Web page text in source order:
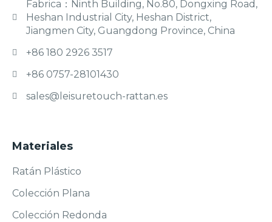
Fabrica：Ninth Building, No.80, Dongxing Road,
Heshan Industrial City, Heshan District,
Jiangmen City, Guangdong Province, China
+86 180 2926 3517
+86 0757-28101430
sales@leisuretouch-rattan.es
Materiales
Ratán Plástico
Colección Plana
Colección Redonda